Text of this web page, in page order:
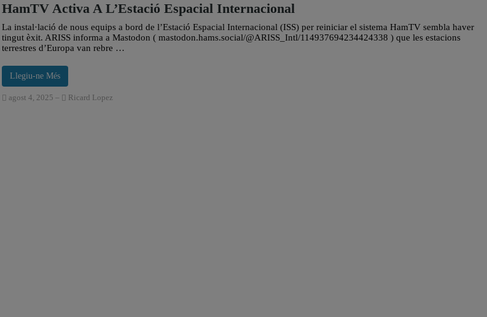
HamTV Activa A L’Estació Espacial Internacional
La instal·lació de nous equips a bord de l’Estació Espacial Internacional (ISS) per reiniciar el sistema HamTV sembla haver
tingut èxit. ARISS informa a Mastodon ( mastodon.hams.social/@ARISS_Intl/114937694234424338 ) que les estacions
terrestres d’Europa van rebre …
Llegiu-ne Més
agost 4, 2025 – Ricard Lopez